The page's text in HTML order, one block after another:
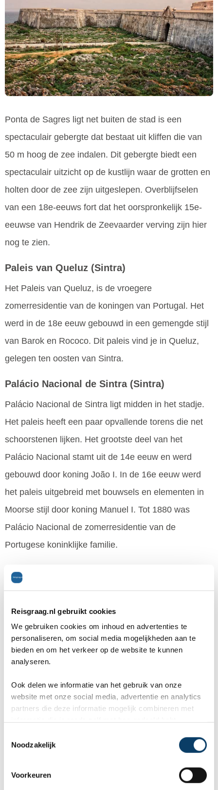
Reisgraag.nl gebruikt cookies
We gebruiken cookies om inhoud en advertenties te
personaliseren, om social media mogelijkheden aan te
bieden en om het verkeer op de website te kunnen
analyseren.
Ook delen we informatie van het gebruik van onze
website met onze social media, advertentie en analytics
partners die deze informatie mogelijk combineren met
Noodzakelijk
Voorkeuren
Ponta de Sagres ligt net buiten de stad is een
spectaculair gebergte dat bestaat uit kliffen die van
50 m hoog de zee indalen. Dit gebergte biedt een
spectaculair uitzicht op de kustlijn waar de grotten en
holten door de zee zijn uitgeslepen. Overblijfselen
van een 18e-eeuws fort dat het oorspronkelijk 15e-
eeuwse van Hendrik de Zeevaarder verving zijn hier
nog te zien.
Paleis van Queluz (Sintra)
Het Paleis van Queluz, is de vroegere
zomerresidentie van de koningen van Portugal. Het
werd in de 18e eeuw gebouwd in een gemengde stijl
van Barok en Rococo. Dit paleis vind je in Queluz,
gelegen ten oosten van Sintra.
Palácio Nacional de Sintra (Sintra)
Palácio Nacional de Sintra ligt midden in het stadje.
Het paleis heeft een paar opvallende torens die net
schoorstenen lijken. Het grootste deel van het
Palácio Nacional stamt uit de 14e eeuw en werd
gebouwd door koning João I. In de 16e eeuw werd
het paleis uitgebreid met bouwsels en elementen in
Moorse stijl door koning Manuel I. Tot 1880 was
Palácio Nacional de zomerresidentie van de
Portugese koninklijke familie.
Castelo dos Mouros
Op de bergrug van de Serra, hoog boven het stadje
(Castelo dos Mouros). Een groot deel van de dikke